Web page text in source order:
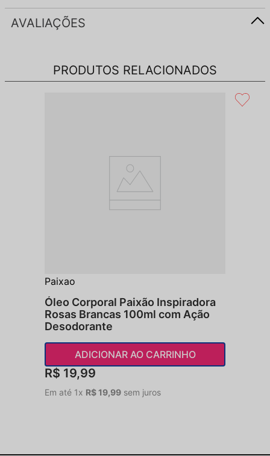
AVALIAÇÕES
PRODUTOS RELACIONADOS
Paixao
Óleo Corporal Paixão Inspiradora
Rosas Brancas 100ml com Ação
Desodorante
ADICIONAR AO CARRINHO
R$ 19,99
Em até 1x R$19,99 sem juros